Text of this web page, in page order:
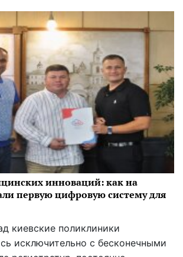
инноваций: как на
первую цифровую систему для
киевские поликлиники
исключительно с бесконечными